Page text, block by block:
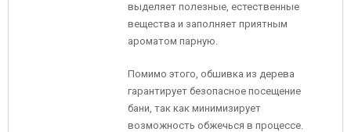
выделяет полезные, естественные
вещества и заполняет приятным
ароматом парную.
Помимо этого, обшивка из дерева
гарантирует безопасное посещение
бани, так как минимизирует
возможность обжечься в процессе.